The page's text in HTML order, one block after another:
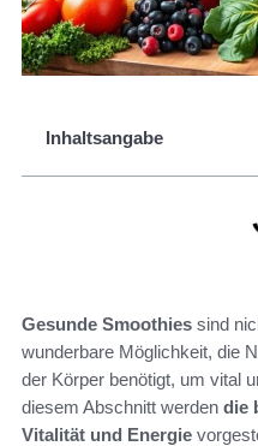
Inhaltsangabe
Gesunde Smoothies sind
wunderbare Möglichkeit, die
der Körper benötigt, um vital
diesem Abschnitt werden die
Vitalität und Energie